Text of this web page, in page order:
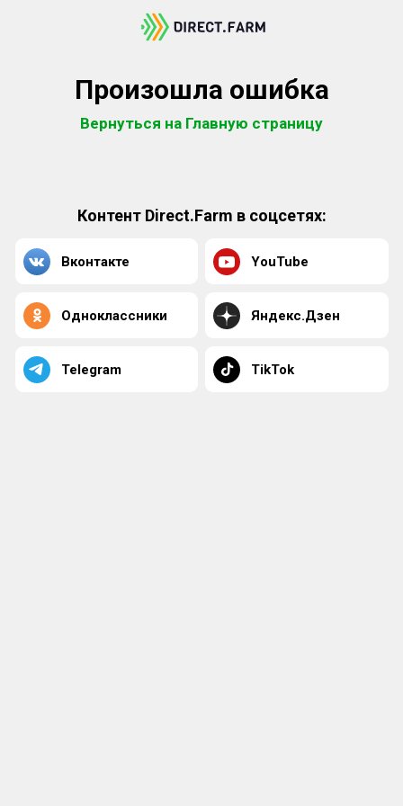
Произошла ошибка
Вернуться на Главную страницу
Контент Direct.Farm в соцсетях:
Вконтакте YouTube
Одноклассники Яндекс.Дзен
Telegram TikTok